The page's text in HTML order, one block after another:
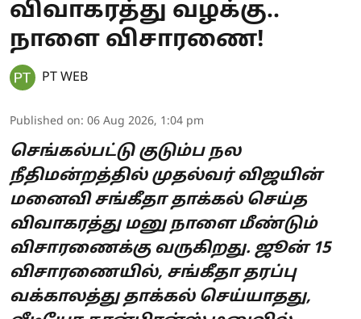
விவாகரத்து வழக்கு..
நாளை விசாரணை!
PT WEB
Published on: 06 Aug 2026, 1:04 pm
செங்கல்பட்டு குடும்ப நல
நீதிமன்றத்தில் முதல்வர் விஜயின்
மனைவி சங்கீதா தாக்கல் செய்த
விவாகரத்து மனு நாளை மீண்டும்
விசாரணைக்கு வருகிறது. ஜூன் 15
விசாரணையில், சங்கீதா தரப்பு
வக்காலத்து தாக்கல் செய்யாதது,